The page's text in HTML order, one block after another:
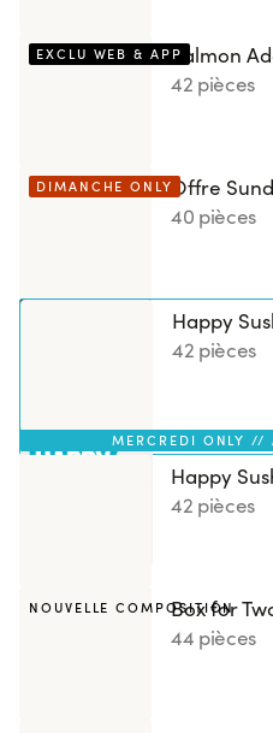
EXCLU WEB & APPSalmon
42 pièces
DIMANCHE ONLY Offre
40 pièces
MERCREDI ONLY //
Happy
42 pièces
Happy
42 pièces
NOUVELLE COMPOSITION
Box for
44 pièces